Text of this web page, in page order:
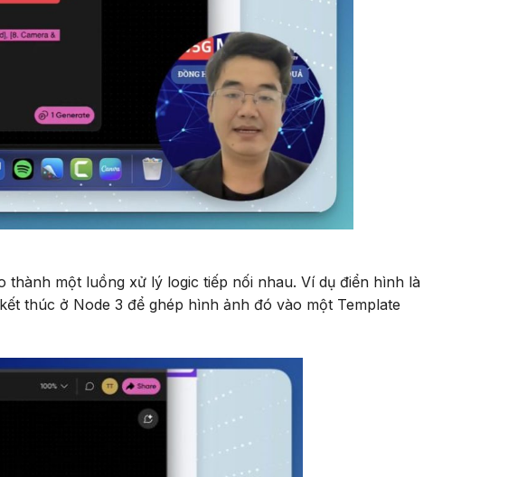
một luồng xử lý logic tiếp nối nhau. Ví dụ điển hình là
thúc ở Node 3 để ghép hình ảnh đó vào một Template